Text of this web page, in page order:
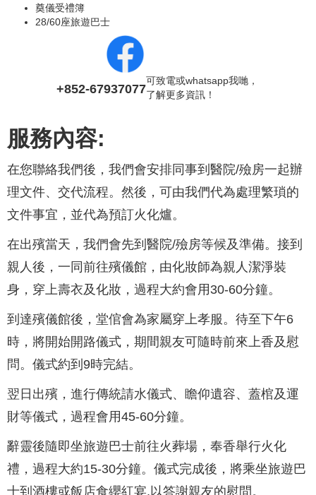
奠儀受禮簿
28/60座旅遊巴士
+852-67937077
可致電或whatsapp我哋，
了解更多資訊！
服務內容:
在您聯絡我們後，我們會安排同事到醫院/殮房一起辦
理文件、交代流程。然後，可由我們代為處理繁瑣的
文件事宜，並代為預訂火化爐。
在出殯當天，我們會先到醫院/殮房等候及準備。接到
親人後，一同前往殯儀館，由化妝師為親人潔淨裝
身，穿上壽衣及化妝，過程大約會用30-60分鐘。
到達殯儀館後，堂倌會為家屬穿上孝服。待至下午6
時，將開始開路儀式，期間親友可隨時前來上香及慰
問。儀式約到9時完結。
翌日出殯，進行傳統請水儀式、瞻仰遺容、蓋棺及運
財等儀式，過程會用45-60分鐘。
辭靈後隨即坐旅遊巴士前往火葬場，奉香舉行火化
禮，過程大約15-30分鐘。儀式完成後，將乘坐旅遊巴
士到酒樓或飯店食纓紅宴,以答謝親友的慰問。